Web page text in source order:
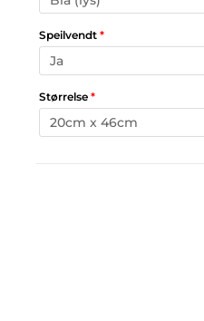
Speilvendt *
Størrelse *